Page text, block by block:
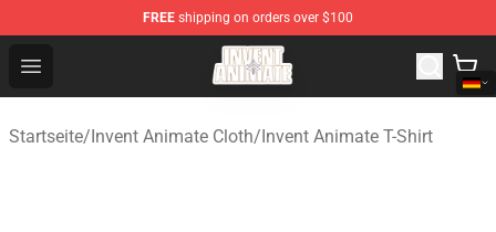
FREE shipping on orders over $100
Open menu
Invent Animate Shop - Official Invent Animate
Startseite/Invent Animate Cloth/Invent Animate T-Shirt